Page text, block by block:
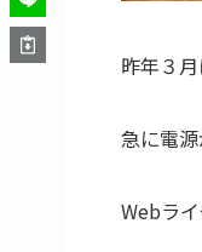
昨年３
急に電
Webラ